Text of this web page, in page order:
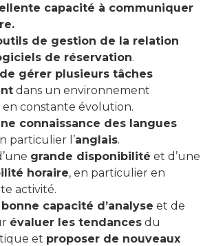
capacité à communiquer
de gestion de la relation
de réservation.
gérer plusieurs tâches
dans un environnement
constante évolution.
connaissance des langues
particulier l’anglais.
grande disponibilité et d’une
horaire, en particulier en
activité.
bonne capacité d’analyse et de
évaluer les tendances du
et proposer de nouveaux